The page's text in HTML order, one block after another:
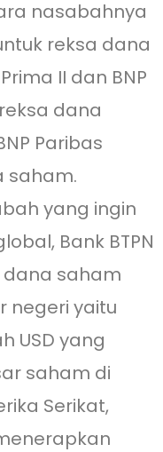
nasabahnya
reksa dana
II dan BNP
dana
Paribas
saham.
yang ingin
Bank BTPN
saham
negeri yaitu
USD yang
saham di
Serikat,